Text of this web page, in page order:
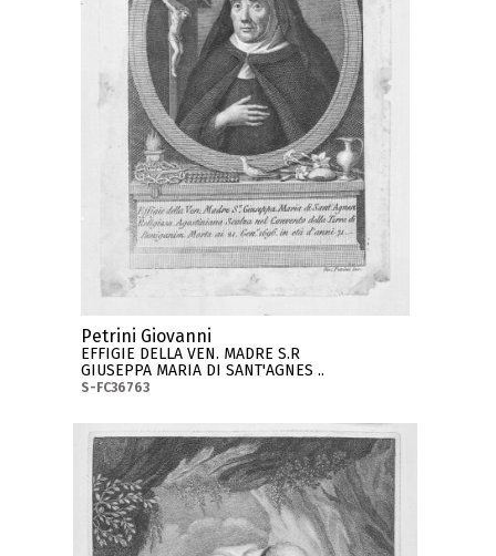
Petrini Giovanni
EFFIGIE DELLA VEN. MADRE S.R
GIUSEPPA MARIA DI SANT'AGNES ..
S-FC36763